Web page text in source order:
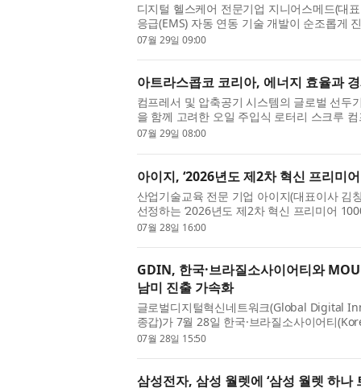
디지털 헬스케어 전문기업 지니어스메드(대
응급(EMS) 자동 연동 기술 개발이 순조롭게
건과 PCT 국제출원 4건의 지식재산을 기반
07월 29일 09:00
아트라스콥코 코리아, 에너지 효율과
컴프레서 및 압축공기 시스템의 글로벌 선두
을 함께 고려한 오일 주입식 로터리 스크루 컴
했다고 밝혔다. 신제품은 VSD의 에너지 절
07월 29일 08:00
아이지, ‘2026년도 제2차 혁신 프리미
산업기술교육 전문 기업 아이지(대표이사 김
선정하는 ‘2026년도 제2차 혁신 프리미어
아이지는 2027년 말까지 정책금융 대출 우
07월 28일 16:00
GDIN, 한국·브라질소사이어티와
남미 진출 가속화
글로벌디지털혁신네트워크(Global Digital
종갑)가 7월 28일 한국·브라질소사이어티
원)와 ‘한국 혁신기술기업의 브라질 진출 및
07월 28일 15:50
삼성전자, 삼성 월렛에 ‘삼성 월렛 하나